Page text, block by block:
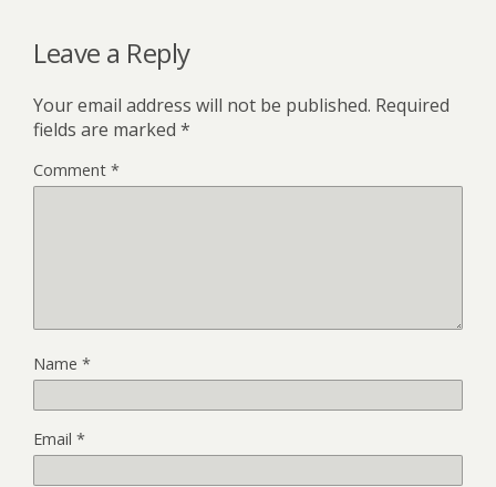
Leave a Reply
Your email address will not be published. Required
fields are marked *
Comment *
Name *
Email *